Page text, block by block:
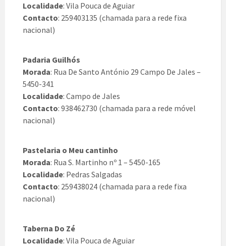
Localidade: Vila Pouca de Aguiar
Contacto: 259403135 (chamada para a rede fixa
nacional)
Padaria Guilhós
Morada: Rua De Santo António 29 Campo De Jales –
5450-341
Localidade: Campo de Jales
Contacto: 938462730 (chamada para a rede móvel
nacional)
Pastelaria o Meu cantinho
Morada: Rua S. Martinho nº 1 – 5450-165
Localidade: Pedras Salgadas
Contacto: 259438024 (chamada para a rede fixa
nacional)
Taberna Do Zé
Localidade: Vila Pouca de Aguiar